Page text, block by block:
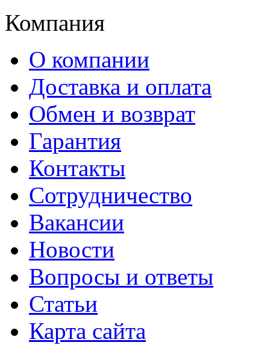
Компания
О компании
Доставка и оплата
Обмен и возврат
Гарантия
Контакты
Сотрудничество
Вакансии
Новости
Вопросы и ответы
Статьи
Карта сайта